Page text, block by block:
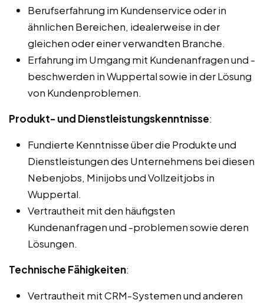
Berufserfahrung im Kundenservice oder in
ähnlichen Bereichen, idealerweise in der
gleichen oder einer verwandten Branche.
Erfahrung im Umgang mit Kundenanfragen und -
beschwerden in Wuppertal sowie in der Lösung
von Kundenproblemen.
Produkt- und Dienstleistungskenntnisse:
Fundierte Kenntnisse über die Produkte und
Dienstleistungen des Unternehmens bei diesen
Nebenjobs, Minijobs und Vollzeitjobs in
Wuppertal.
Vertrautheit mit den häufigsten
Kundenanfragen und -problemen sowie deren
Lösungen.
Technische Fähigkeiten:
Vertrautheit mit CRM-Systemen und anderen